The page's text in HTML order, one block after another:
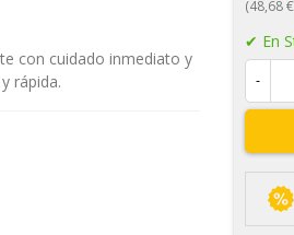
con cuidado inmediato y
rápida.
(48,68
En
-